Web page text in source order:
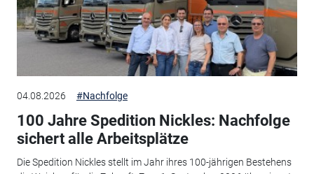
04.08.2026 #Nachfolge
100 Jahre Spedition Nickles: Nachfolge
sichert alle Arbeitsplätze
Die Spedition Nickles stellt im Jahr ihres 100-jährigen Bestehens